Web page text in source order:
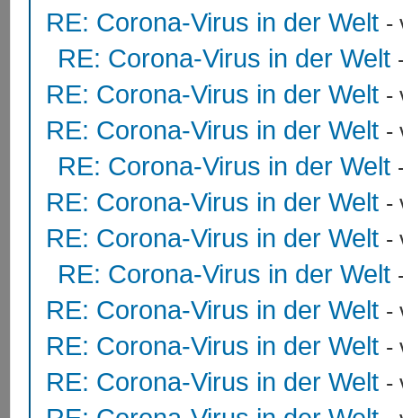
RE: Corona-Virus in der Welt -
RE: Corona-Virus in der Welt
RE: Corona-Virus in der Welt -
RE: Corona-Virus in der Welt -
RE: Corona-Virus in der Welt
RE: Corona-Virus in der Welt -
RE: Corona-Virus in der Welt -
RE: Corona-Virus in der Welt
RE: Corona-Virus in der Welt -
RE: Corona-Virus in der Welt -
RE: Corona-Virus in der Welt -